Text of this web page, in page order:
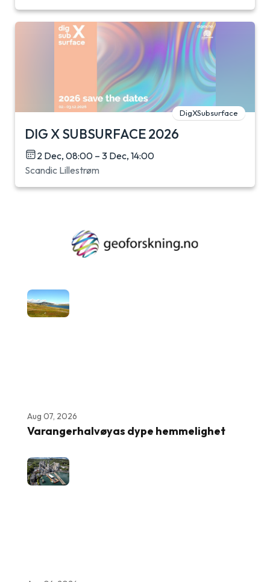
DigXSubsurface
DIG X SUBSURFACE 2026
2 Dec, 08:00 – 3 Dec, 14:00
Scandic Lillestrøm
Aug 07, 2026
Varangerhalvøyas dype hemmelighet